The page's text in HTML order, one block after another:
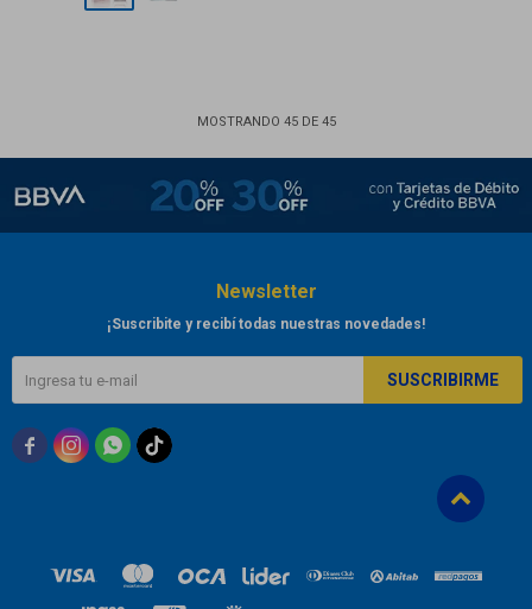
MOSTRANDO 45DE 45
Newsletter
¡Suscribite y recibí todas nuestras novedades!
SUSCRIBIRME
  